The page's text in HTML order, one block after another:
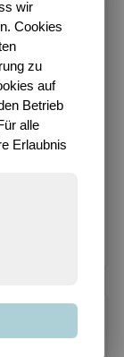
wir
Cookies
zu
auf
Betrieb
alle
Erlaubnis